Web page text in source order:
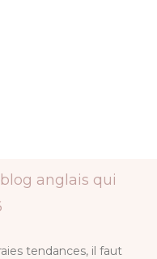
anglais qui
tendances, il faut